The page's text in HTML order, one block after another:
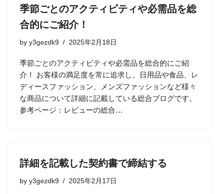
季節ごとのアクティビティや必需品を総
合的にご紹介！
by y3gezdk9 2025年2月18日
季節ごとのアクティビティや必需品を総合的にご紹
介！ お客様の満足度を常に追求し、日用品や食品、レ
ディースファッション、メンズファッションなど様々
な商品について詳細に記載している総合ブログです。
参考ページ：レビューの総合…
詳細を記載した契約書で締結する
by y3gezdk9 2025年2月17日